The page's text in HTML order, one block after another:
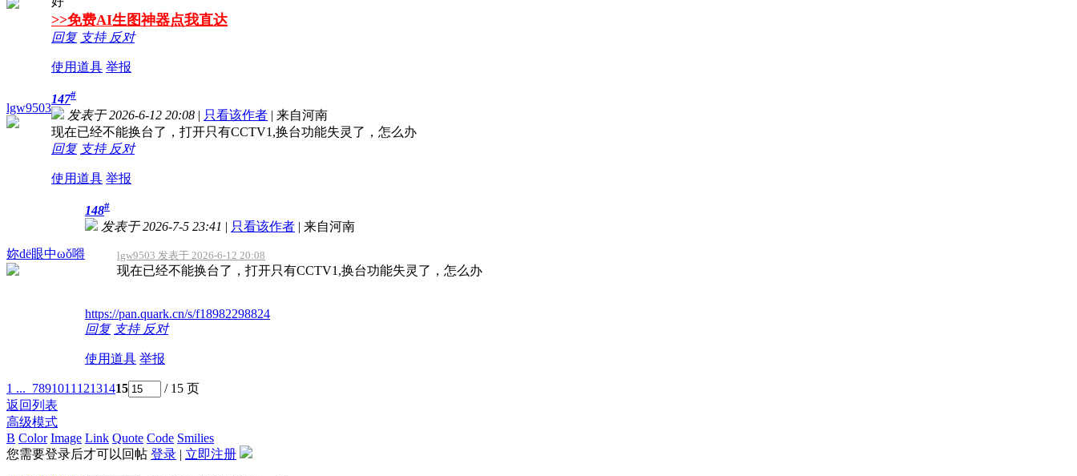
>>免费AI生图神器点我直达
回复 支持 反对
使用道具 举报
lgw9503
147#
发表于 2026-6-12 20:08 | 只看该作者 | 来自河南
现在已经不能换台了，打开只有CCTV1,换台功能失灵了，怎么办
回复 支持 反对
使用道具 举报
妳dё眼中ωǒ嘚
148#
发表于 2026-7-5 23:41 | 只看该作者 | 来自河南
lgw9503 发表于 2026-6-12 20:08
现在已经不能换台了，打开只有CCTV1,换台功能失灵了，怎么办
https://pan.quark.cn/s/f18982298824
回复 支持 反对
使用道具 举报
1 ... 7891011 12131415
/ 15 页
返回列表
高级模式
B Color Image Link Quote Code Smilies
您需要登录后才可以回帖 登录 | 立即注册